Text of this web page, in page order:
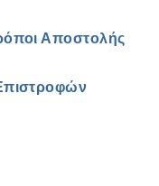
Αποστολής